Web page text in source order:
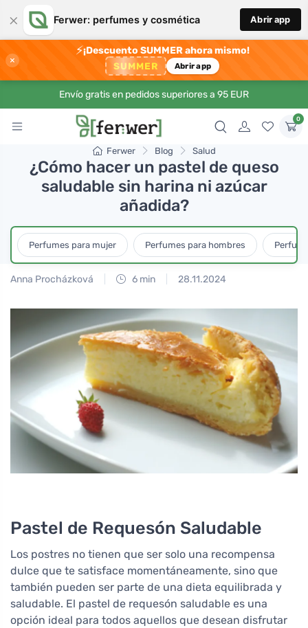
× Ferwer: perfumes y cosmética Abrir app
×
⚡¡Descuento SUMMER ahora mismo!
SUMMER Abrir app
Envío gratis en pedidos superiores a 95 EUR
0
Ferwer Blog Salud
¿Cómo hacer un pastel de queso
saludable sin harina ni azúcar
añadida?
Perfumes para mujer Perfumes para hombres
Anna Procházková 6 min 28.11.2024
Pastel de Requesón Saludable
Los postres no tienen que ser solo una recompensa
dulce que te satisface momentáneamente, sino que
también pueden ser parte de una dieta equilibrada y
saludable. El pastel de requesón saludable es una
opción ideal para todos aquellos que desean disfrutar